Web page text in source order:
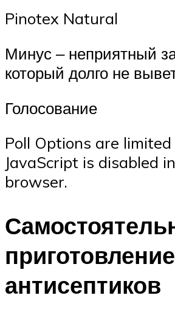
Pinotex Natural
Минус ‒ неприятный
который долго не
Голосование
Poll Options are limited
JavaScript is disabled
browser.
приготовление
антисептиков